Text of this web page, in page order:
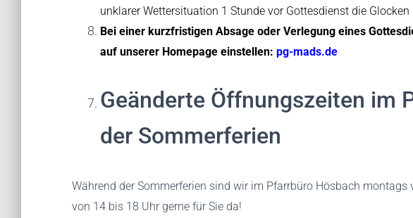
unklarer Wettersituation 1 Stunde vor Gottesdienst die Glocken
Bei einer kurzfristigen Absage oder Verlegung eines
auf unserer Homepage einstellen: pg-mads.de
Geänderte Öffnungszeiten im
der Sommerferien
Während der Sommerferien sind wir im Pfarrbüro Hösbach
von 14 bis 18 Uhr gerne für Sie da!